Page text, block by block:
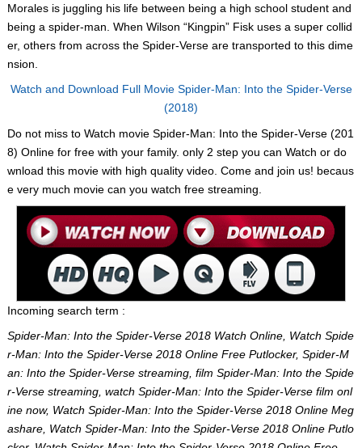
Morales is juggling his life between being a high school student and
being a spider-man. When Wilson “Kingpin” Fisk uses a super collid
er, others from across the Spider-Verse are transported to this dime
nsion.
Watch and Download Full Movie Spider-Man: Into the Spider-Verse
(2018)
Do not miss to Watch movie Spider-Man: Into the Spider-Verse (201
8) Online for free with your family. only 2 step you can Watch or do
wnload this movie with high quality video. Come and join us! becaus
e very much movie can you watch free streaming.
Incoming search term :
Spider-Man: Into the Spider-Verse 2018 Watch Online, Watch Spide
r-Man: Into the Spider-Verse 2018 Online Free Putlocker, Spider-M
an: Into the Spider-Verse streaming, film Spider-Man: Into the Spide
r-Verse streaming, watch Spider-Man: Into the Spider-Verse film onl
ine now, Watch Spider-Man: Into the Spider-Verse 2018 Online Meg
ashare, Watch Spider-Man: Into the Spider-Verse 2018 Online Putlo